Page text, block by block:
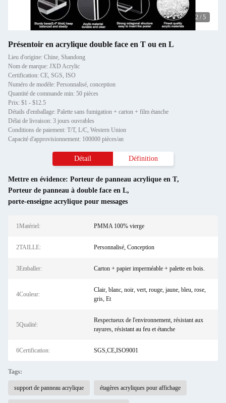
2 / 5
Présentoir en acrylique double face en T ou en L
Lieu d'origine: Chine, Shandong
Nom de marque: JXD Acrylic
Certification: CE, SGS, ISO
Numéro de modèle: Personnalisé, conception
Quantité de commande min: 50 pièces
Prix: $1 - $12.5
Détails d'emballage: Palette sans fumigation + carton + film étanche
Délai de livraison: 3 jours ouvrables
Conditions de paiement: T/T, L/C, Western Union
Capacité d'approvisionnement: 100000 pièces/an
Détail Définition
Mettre en évidence: Porteur de panneau acrylique en T,
Porteur de panneau à double face en L,
porte-enseigne acrylique pour messages
1Matériel: PMMA 100% vierge
2TAILLE: Personnalisé, Conception
3Emballer: Carton + papier imperméable + palette en bois.
4Couleur:
Clair, blanc, noir, vert, rouge, jaune, bleu, rose,
gris, Et
5Qualité:
Respectueux de l'environnement, résistant aux
rayures, résistant au feu et étanche
6Certification: SGS,CE,ISO9001
Tags:
support de panneau acrylique étagères acryliques pour affichage